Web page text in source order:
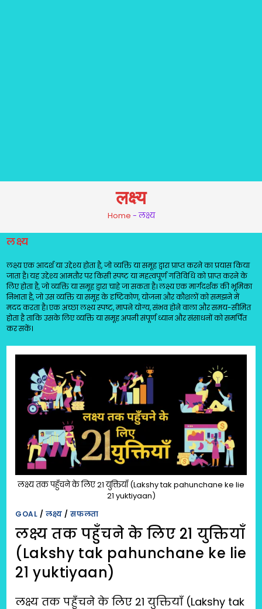
लक्ष्य
Home -लक्ष्य
लक्ष्य
लक्ष्य एक आदर्श या उद्देश्य होता है, जो व्यक्ति या समूह द्वारा प्राप्त करने का प्रयास किया
जाता है। यह उद्देश्य आमतौर पर किसी स्पष्ट या महत्वपूर्ण गतिविधि को प्राप्त करने के
लिए होता है, जो व्यक्ति या समूह द्वारा चाहे जा सकता है। लक्ष्य एक मार्गदर्शक की भूमिका
निभाता है, जो उस व्यक्ति या समूह के दृष्टिकोण, योजना और कौशलों को समझने में
मदद करता है। एक अच्छा लक्ष्य स्पष्ट, मापने योग्य, संभव होने वाला और समय-सीमित
होता है ताकि उसके लिए व्यक्ति या समूह अपनी संपूर्ण ध्यान और संसाधनों को समर्पित
कर सकें।
लक्ष्य तक पहुँचने के लिए 21 युक्तियाँ (Lakshy tak pahunchane ke lie
21 yuktiyaan)
GOAL /लक्ष्य /सफलता
लक्ष्य तक पहुँचने के लिए 21 युक्तियाँ
(Lakshy tak pahunchane ke lie
21 yuktiyaan)
लक्ष्य तक पहुँचने के लिए 21 युक्तियाँ (Lakshy tak